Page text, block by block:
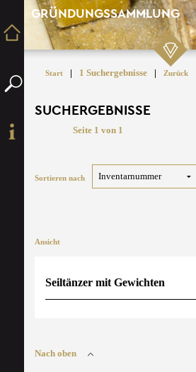
GRÜNDUNGSSAMMLUNG
Start | 1 Suchergebnisse | Zurück
SUCHERGEBNISSE
Seite 1 von 1
Sortieren nach
Ansicht
Seiltänzer mit Gewichten
Nach oben